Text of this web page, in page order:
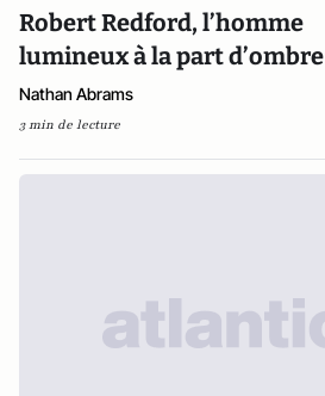
Robert Redford, l’homme
lumineux à la part d’ombre
Nathan Abrams
3 min de lecture